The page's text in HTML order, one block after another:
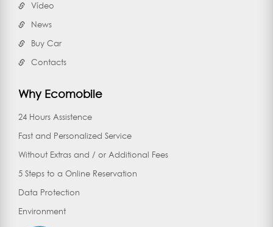
Vídeo
News
Buy Car
Contacts
Why Ecomobile
24 Hours Assistence
Fast and Personalized Service
Without Extras and / or Additional Fees
5 Steps to a Online Reservation
Data Protection
Environment